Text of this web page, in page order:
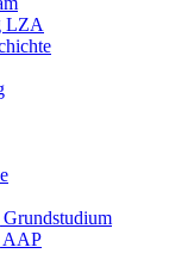
LZA
AAP